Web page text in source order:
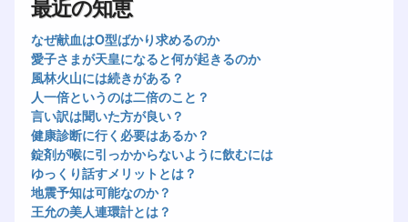
最近の知恵
なぜ献血はO型ばかり求めるのか
愛子さまが天皇になると何が起きるのか
風林火山には続きがある？
人一倍というのは二倍のこと？
言い訳は聞いた方が良い？
健康診断に行く必要はあるか？
錠剤が喉に引っかからないように飲むには
ゆっくり話すメリットとは？
地震予知は可能なのか？
王允の美人連環計とは？